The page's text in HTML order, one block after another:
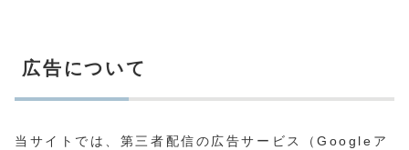
広告について
当サイトでは、第三者配信の広告サービス（Googleア